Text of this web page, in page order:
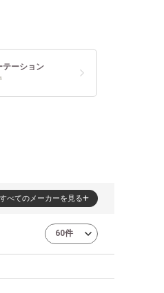
テーション
すべてのメーカーを見る